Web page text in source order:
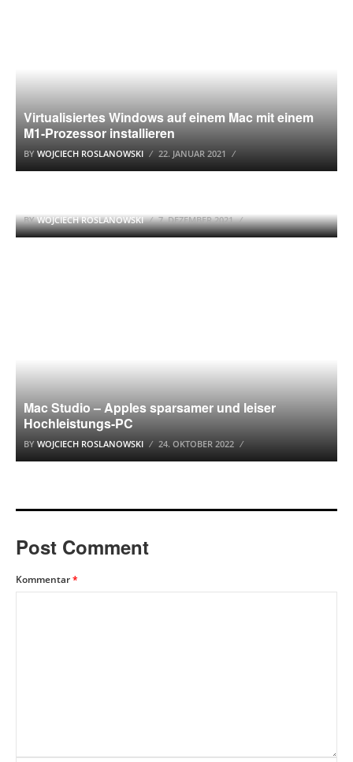
Virtualisiertes Windows auf einem Mac mit einem
M1-Prozessor installieren
BY WOJCIECH ROSLANOWSKI 22. JANUAR 2021
BYWOJCIECH ROSLANOWSKI 7. DEZEMBER 2021
Mac Studio – Apples sparsamer und leiser
Hochleistungs-PC
BY WOJCIECH ROSLANOWSKI 24. OKTOBER 2022
Post Comment
Kommentar*